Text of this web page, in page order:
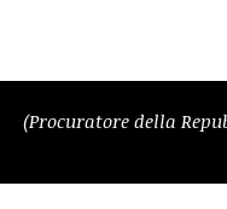
(Procuratore della